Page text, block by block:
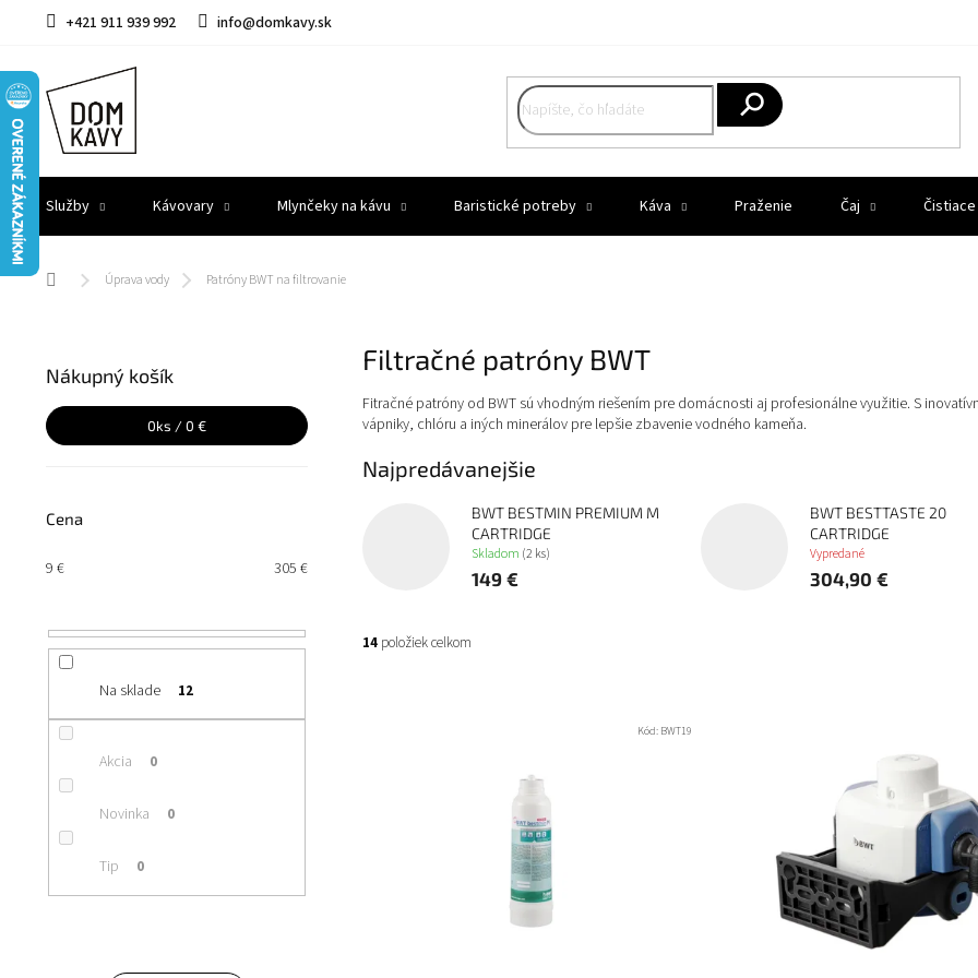
+421 911 939 992 info@domkavy.sk
Služby Kávovary Mlynčeky na kávu Baristické potreby Káva Praženie Čaj
Domov Úprava vody Patróny BWT na filtrovanie
č
n
ý
e
Nákupný košík
0ks /0 €
Cena
9 € 305 €
Na sklade 12
Akcia 0
Novinka 0
Tip 0
Filtračné patróny BWT
Fitračné patróny od BWT sú vhodným riešením pre domácnosti aj profesionálne využitie. S
vápniky, chlóru a iných minerálov pre lepšie zbavenie vodného kameňa.
Najpredávanejšie
BWT BESTMIN PREMIUM M
CARTRIDGE
Skladom (2 ks)
149 €
BWT BESTTASTE 20
CARTRIDGE
Vypredané
304,90 €
14 položiek celkom
Kód: BWT19